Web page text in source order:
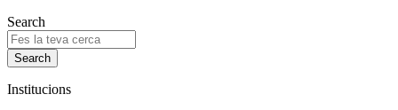
Search
Institucions